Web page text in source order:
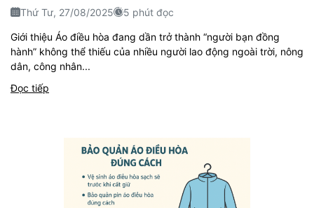
Thứ Tư, 27/08/2025 5 phút đọc
Giới thiệu Áo điều hòa đang dần trở thành “người bạn đồng
hành” không thể thiếu của nhiều người lao động ngoài trời, nông
dân, công nhân...
Đọc tiếp